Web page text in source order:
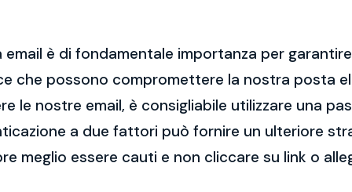
è di fondamentale importanza per
che possono compromettere la nostra posta
le nostre email, è consigliabile utilizzare una
a due fattori può fornire un ulteriore
meglio essere cauti e non cliccare su link o